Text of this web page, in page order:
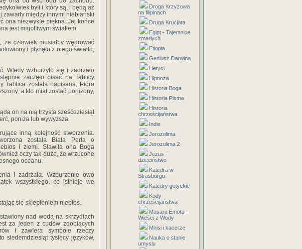
byli i który są, i będą aż
zawarty między innymi niebiański
ona niezwykle piękna. Jej końce
jest migotliwym światłem.
człowiek musiałby wędrować
i płynęło z niego światło,
Wtedy wzburzyło się i zadrżało
zaczęło pisać na Tablicy
Tablica została napisana, Pióro
a kto miał zostać poniżony,
on na nią trzysta sześćdziesiąt
poniża lub wywyższa.
inną kolejność stworzenia.
została Biała Perła o
i ziemi. Sławiła ona Boga
oczy tak duże, że wrzucone
oceanu.
i zadrżała. Wzburzenie owo
wszystkiego, co istnieje we
się sklepieniem niebios.
nad wodą na skrzydłach
za jeden z cudów zdobiących
i zawiera symbole rzeczy
siedemdziesiąt tysięcy języków,
Droga Krzyżowa
na filipinach
Druga Krucjata
Egipt - Tajemnice
zmarłych
Etiopia
Geniusz Darwina
Hetyci
Hipnoza
Historia Boga
Historia Pisma
Historia
chrześcijaństwa
Indie
Jerozolima
Jerozolima 2
Jezus -
dzieciństwo
Katedra w
Strasburgu
Katedry gotyckie
Kody
chrześcijaństwa
Masaru Emoto -
Wieści z Wody
Mnisi i kacerze
Nauka o stanie
umyslu